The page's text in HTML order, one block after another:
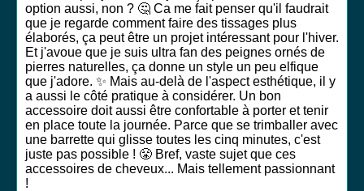
option aussi, non ? 🤔 Ca me fait penser qu'il faudrait
que je regarde comment faire des tissages plus
élaborés, ça peut être un projet intéressant pour l'hiver.
Et j'avoue que je suis ultra fan des peignes ornés de
pierres naturelles, ça donne un style un peu elfique
que j'adore. ✨ Mais au-delà de l'aspect esthétique, il y
a aussi le côté pratique à considérer. Un bon
accessoire doit aussi être confortable à porter et tenir
en place toute la journée. Parce que se trimballer avec
une barrette qui glisse toutes les cinq minutes, c'est
juste pas possible ! 😤 Bref, vaste sujet que ces
accessoires de cheveux... Mais tellement passionnant
!